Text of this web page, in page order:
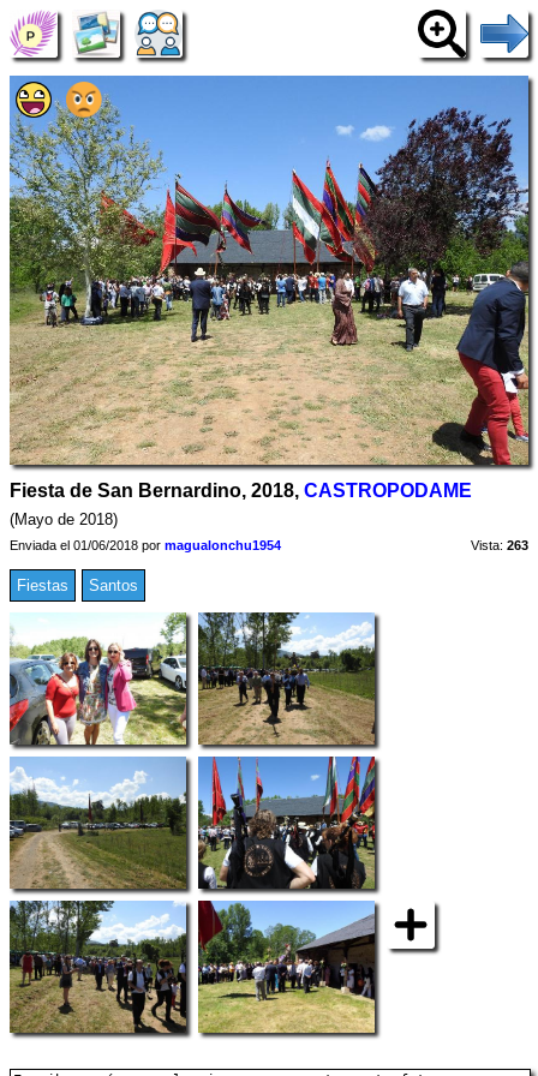
Fiesta de San Bernardino, 2018, CASTROPODAME
(Mayo de 2018)
Enviada el 01/06/2018 por magualonchu1954 Vista: 263
Fiestas Santos